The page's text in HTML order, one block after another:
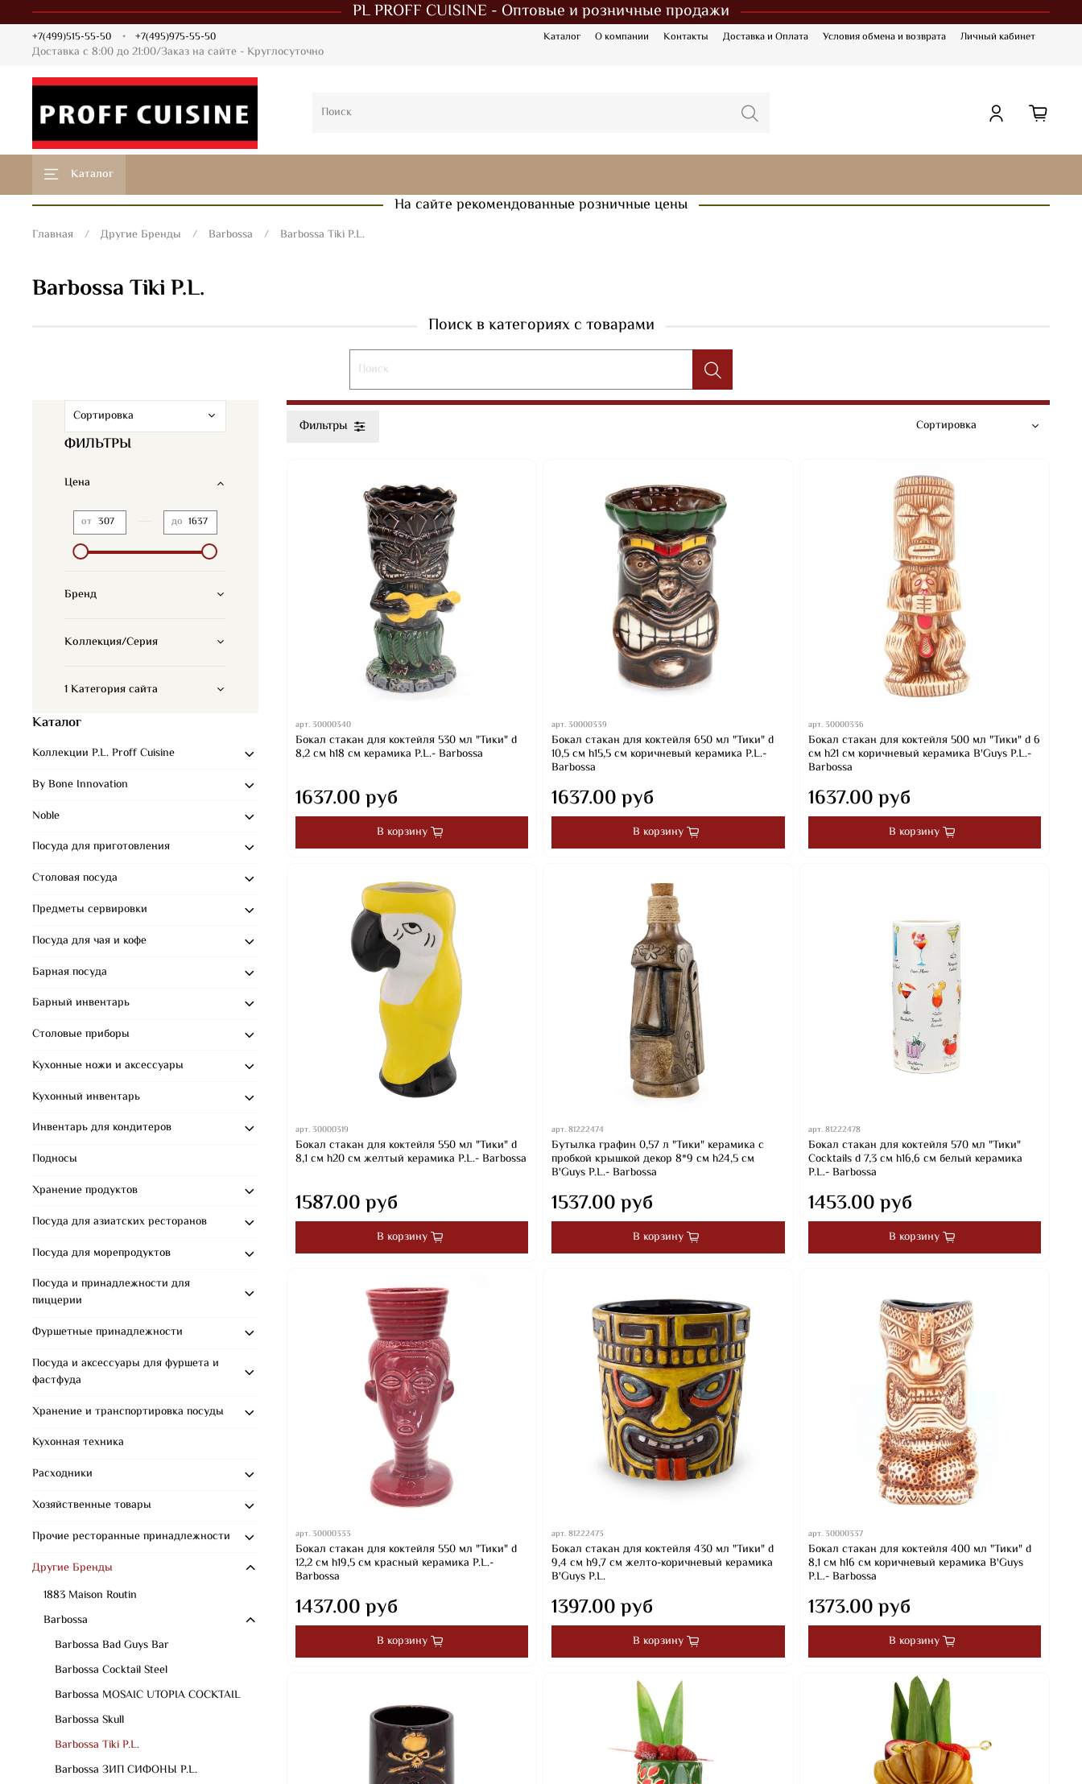
PL PROFF CUISINE - Оптовые и розничные продажи
Каталог О компании Контакты Доставка и Оплата Условия обмена и возврата Личный кабинет
Доставка с 8:00 до 21:00/Заказ на сайте - Круглосуточно
+7(499)515-55-50 +7(495)975-55-50
Каталог
На сайте рекомендованные розничные цены
Главная Другие Бренды Barbossa Barbossa Tiki P.L.
Barbossa Tiki P.L.
Поиск в категориях с товарами
Фильтры
арт.30000340
Бокал стакан для коктейля 530 мл "Тики" d
8,2 см h18 см керамика P.L.- Barbossa
1637.00 руб
В корзину
арт.30000339
Бокал стакан для коктейля 650 мл "Тики" d
10,5 см h15,5 см коричневый керамика P.L.-
Barbossa
1637.00 руб
В корзину
арт.30000336
Бокал стакан для коктейля 500 мл "Тики" d 6
см h21 см коричневый керамика B'Guys P.L.-
Barbossa
1637.00 руб
В корзину
арт.30000319
Бокал стакан для коктейля 550 мл "Тики" d
8,1 см h20 см желтый керамика P.L.- Barbossa
1587.00 руб
В корзину
арт.81222474
Бутылка графин 0,57 л "Тики" керамика с
пробкой крышкой декор 8*9 см h24,5 см
B'Guys P.L.- Barbossa
1537.00 руб
В корзину
арт.81222478
Бокал стакан для коктейля 570 мл "Тики"
Cocktails d 7,3 см h16,6 см белый керамика
P.L.- Barbossa
1453.00 руб
В корзину
арт.30000333
Бокал стакан для коктейля 550 мл "Тики" d
12,2 см h19,5 см красный керамика P.L.-
Barbossa
1437.00 руб
В корзину
арт.81222473
Бокал стакан для коктейля 430 мл "Тики" d
9,4 см h9,7 см желто-коричневый керамика
B'Guys P.L.
1397.00 руб
В корзину
арт.30000337
Бокал стакан для коктейля 400 мл "Тики" d
8,1 см h16 см коричневый керамика B'Guys
P.L.- Barbossa
1373.00 руб
В корзину
ФИЛЬТРЫ
Цена
от до
Бренд
Коллекция/Серия
1 Категория сайта
Каталог
Коллекции P.L. Proff Cuisine
By Bone Innovation
Noble
Посуда для приготовления
Столовая посуда
Предметы сервировки
Посуда для чая и кофе
Барная посуда
Барный инвентарь
Столовые приборы
Кухонные ножи и аксессуары
Кухонный инвентарь
Инвентарь для кондитеров
Подносы
Хранение продуктов
Посуда для азиатских ресторанов
Посуда для морепродуктов
Посуда и принадлежности для
пиццерии
Фуршетные принадлежности
Посуда и аксессуары для фуршета и
фастфуда
Хранение и транспортировка посуды
Кухонная техника
Расходники
Хозяйственные товары
Прочие ресторанные принадлежности
Другие Бренды
1883 Maison Routin
Barbossa
Barbossa Bad Guys Bar
Barbossa Cocktail Steel
Barbossa MOSAIC UTOPIA COCKTAIL
Barbossa Skull
Barbossa Tiki P.L.
Barbossa ЗИП СИФОНЫ P.L.